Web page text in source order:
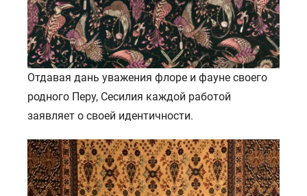
Отдавая дань уважения флоре и фауне своего
родного Перу, Сесилия каждой работой
заявляет о своей идентичности.